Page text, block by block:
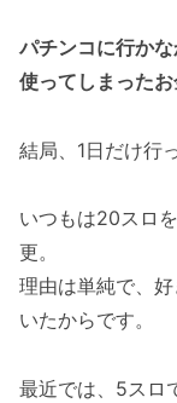
パチンコに行か
使ってしまった
結局、1日だけ行
いつもは20スロ
更。
理由は単純で、
いたからです。
最近では、5スロ